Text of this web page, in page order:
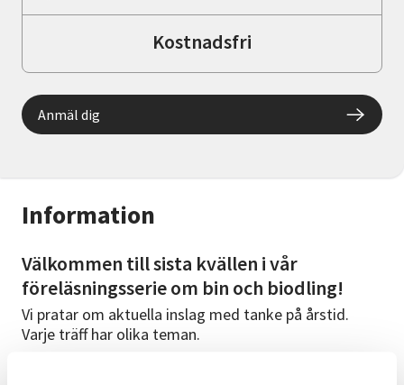
Information
Välkommen till sista kvällen i vår
föreläsningsserie om bin och biodling!
Vi pratar om aktuella inslag med tanke på årstid.
Varje träff har olika teman.
Kostnadsfri
Anmäl dig